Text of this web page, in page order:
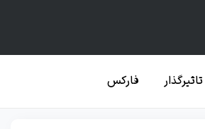
فارکس